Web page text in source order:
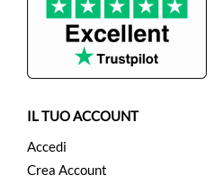
IL TUO ACCOUNT
Accedi
Crea Account